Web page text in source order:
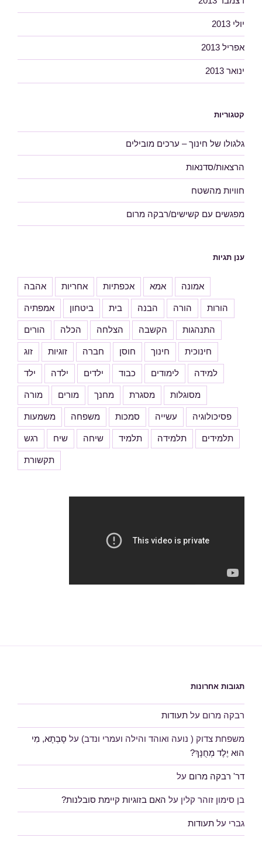
יולי 2013
אפריל 2013
ינואר 2013
קטגוריות
גלגולו של חינוך – ערכים מובילים
הרצאות/סדנאות
חוויות מהשטח
מפגשים עם קשישים/רבקה מרום
ענן תגיות
אהבה אחריות אכפתיות אמא אמונה
אמפתיה ביטחון בית הבנה הורה הורות
הורים הכלה הצלחה הקשבה התנהגות
זוג זוגיות חברה חוסן חינוך חינוכית
ילד ילדה ילדים כבוד לימודים למידה
מורה מורים מחנך מסגרת מסוגלות
משמעות משפחה סמכות עשייה פסיכולוגיה
רגש שיח שיחה תלמיד תלמידה תלמידים
תקשורת
תגובות אחרונות
רבקה מרום על תעודות
משפחת צדוק ( נועה ואוהד והילה ועמרי ונדב) על סָבְתָא, מִי
הוּא יֶלֶד מְחֻנָּךְ?
דר' רבקה מרום על
בן סימון זוהר קלין על האם בזוגיות קיימת סובלנות?
גברי על תעודות